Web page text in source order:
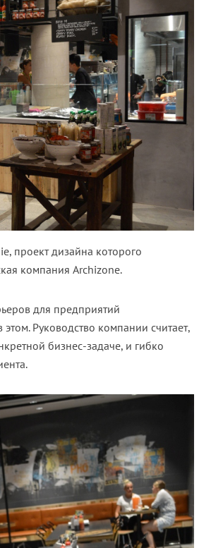
проект дизайна которого
компания Archizone.
для предприятий
Руководство компании считает,
бизнес-задаче, и гибко